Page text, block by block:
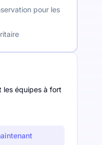
pour les
les équipes à fort